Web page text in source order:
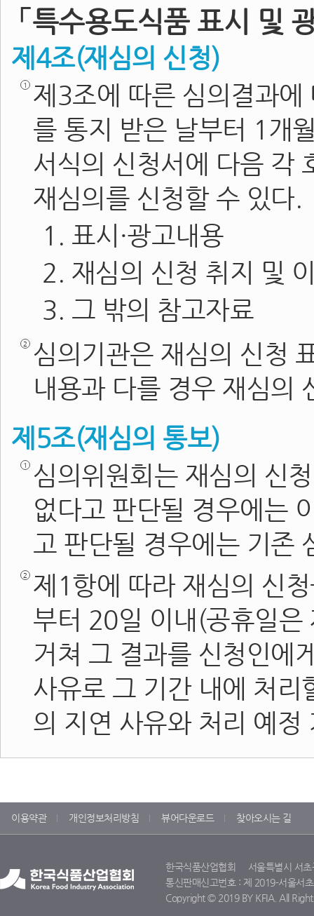
「특수용도식품 표시 및
제4조(재심의 신청)
제3조에 따른 심의결과
를 통지 받은 날부터 1개
서식의 신청서에 다음 각
재심의를 신청할 수 있다.
1. 표시·광고내용
2. 재심의 신청 취지 및
3. 그 밖의 참고자료
심의기관은 재심의 신청
내용과 다를 경우 재심의
제5조(재심의 통보)
심의위원회는 재심의 신
없다고 판단될 경우에는
고 판단될 경우에는 기존
제1항에 따라 재심의 신
부터 20일 이내(공휴일은
거쳐 그 결과를 신청인에
사유로 그 기간 내에 처리
의 지연 사유와 처리 예정
이용약관 개인정보처리방침 뷰어다운로드 찾아오시는 길
한국식품산업협회 서울특별시 서
통신판매신고번호 : 제 2019-서울
Copyright © 2019 BY KFIA. All